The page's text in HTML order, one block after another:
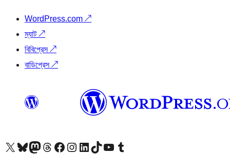
WordPress.com ↗
ম্যাট↗
বিবিপ্রেস↗
বাডিপ্রেস↗
আমাদের X (আগের টুইটার) অ্যাকাউন্টে যানআমাদের Bluesky অ্যাকাউন্টটি দেখুনআমাদের মাস্টোডন অ্যাকাউন্টটি দেখুনআমাদের থ্রেডস অ্যাকাউন্টটি দেখুনআমাদের ফেসবুক পেজ দেখুনআমাদের ইন্সটাগ্রাম অ্যাকাউন্ট দেখুনআমাদের লিঙ্কডইন অ্যাকাউন্টে যানআমাদের TikTok অ্যাকাউন্টটি দেখুনআমাদের ইউটিউব চ্যানেলে যান আমাদের টাম্বলার অ্যাকাউন্ট দেখুন